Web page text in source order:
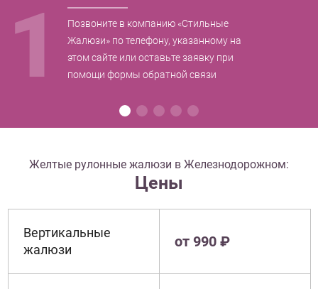
1
Позвоните в компанию «Стильные
Жалюзи» по телефону, указанному на
этом сайте или оставьте заявку при
помощи формы обратной связи
Желтые рулонные жалюзи в Железнодорожном:
Цены
Вертикальные
жалюзи
от 990 ₽